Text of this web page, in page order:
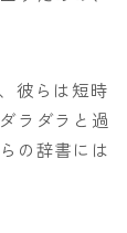
彼らは短時
ラダラと過
の辞書には